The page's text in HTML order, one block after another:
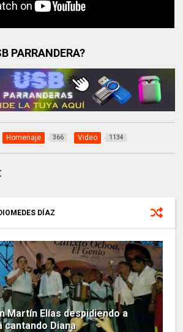
PARRANDERA?
Homenaje 366 Video 1134
DÍAZ
Martín Elías despidiendo a
cantando Diana